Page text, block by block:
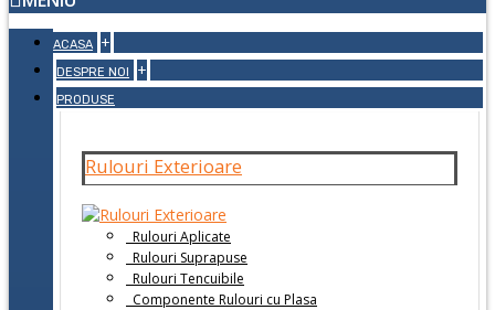
ACASA +
DESPRE NOI +
PRODUSE
Rulouri Exterioare
Rulouri Aplicate
Rulouri Suprapuse
Rulouri Tencuibile
Componente Rulouri cu Plasa